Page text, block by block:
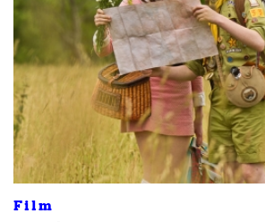
Film
ค้นหา
SHARE TWEET LINE